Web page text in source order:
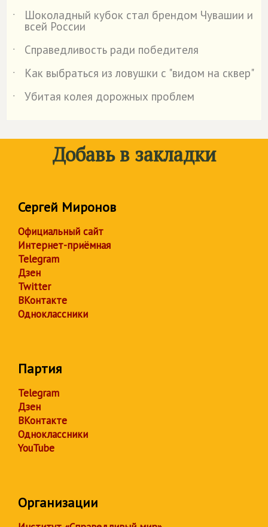
˙
Шоколадный кубок стал брендом Чувашии и
всей России
˙
Справедливость ради победителя
˙
Как выбраться из ловушки с "видом на сквер"
˙
Убитая колея дорожных проблем
Добавь в закладки
Сергей Миронов
Официальный сайт
Интернет-приёмная
Telegram
Дзен
Twitter
ВКонтакте
Одноклассники
Партия
Telegram
Дзен
ВКонтакте
Одноклассники
YouTube
Организации